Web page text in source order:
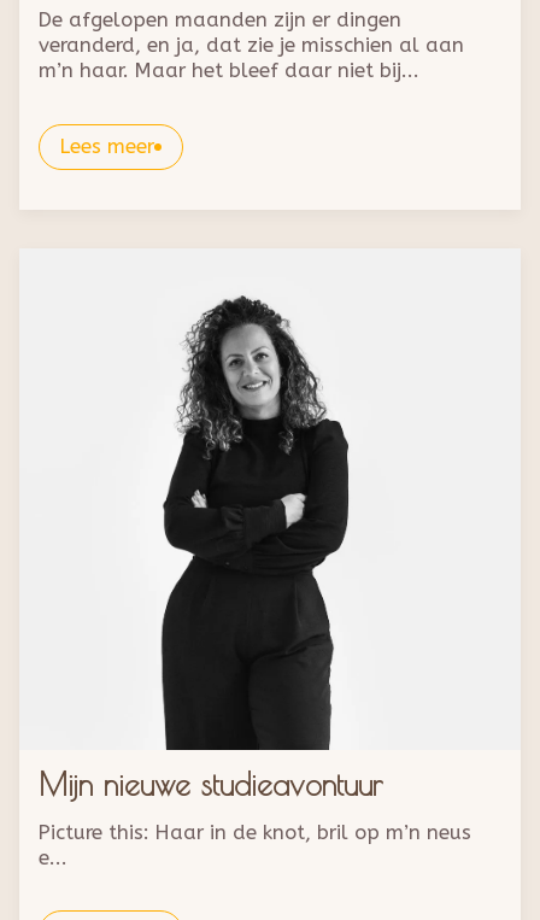
De afgelopen maanden zijn er dingen
veranderd, en ja, dat zie je misschien al aan
m’n haar. Maar het bleef daar niet bij...
Lees meer
Mijn nieuwe studieavontuur
Picture this: Haar in de knot, bril op m’n neus
e...